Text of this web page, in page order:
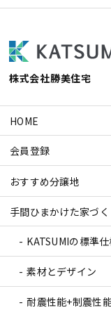
株式会社勝美住宅
HOME
会員登録
おすすめ分譲地
手間ひまかけた家づく
KATSUMIの標準
素材とデザイン
耐震性能+制震性